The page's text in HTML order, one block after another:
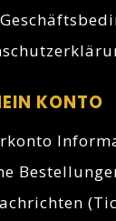
KONTO